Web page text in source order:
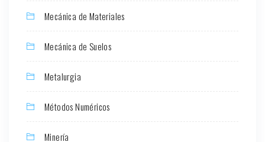
Mecánica de Materiales
Mecánica de Suelos
Metalurgia
Métodos Numéricos
Minería